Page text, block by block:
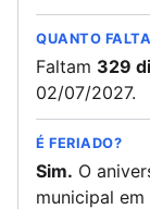
QUANTO
Faltam 329
02/07/2027.
É FERIADO?
Sim. O
municipal